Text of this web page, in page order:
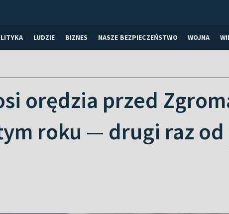
LUDZIE BIZNES NASZE BEZPIECZEŃSTWO WOJNA
orędzia przed
roku — drugi raz